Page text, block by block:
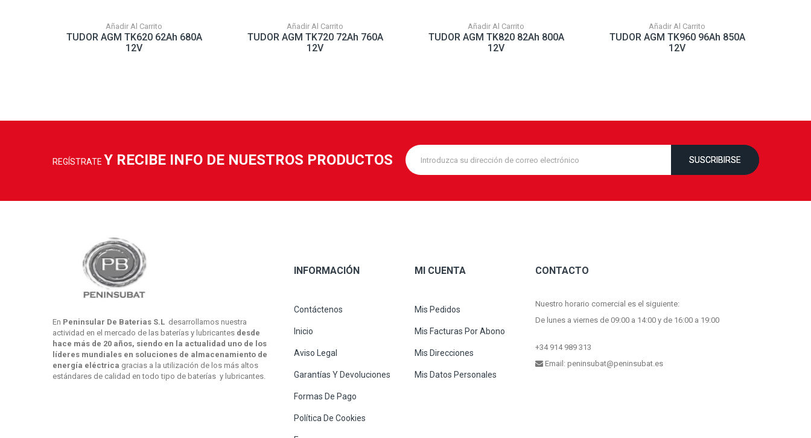
Añadir Al Carrito
TUDOR AGM TK620 62Ah 680A
12V
Añadir Al Carrito
TUDOR AGM TK720 72Ah 760A
12V
Añadir Al Carrito
TUDOR AGM TK820 82Ah 800A
12V
Añadir Al Carrito
TUDOR AGM TK960 96Ah 850A
12V
REGÍSTRATE Y RECIBE INFO DE NUESTROS PRODUCTOS SUSCRIBIRSE
En Peninsular De Baterias S.L desarrollamos nuestra
actividad en el mercado de las baterías y lubricantes desde
hace más de 20 años, siendo en la actualidad uno de los
líderes mundiales en soluciones de almacenamiento de
energía eléctrica gracias a la utilización de los más altos
estándares de calidad en todo tipo de baterías y lubricantes.
INFORMACIÓN
Contáctenos
Inicio
Aviso Legal
Garantías Y Devoluciones
Formas De Pago
Política De Cookies
MI CUENTA
Mis Pedidos
Mis Facturas Por Abono
Mis Direcciones
Mis Datos Personales
CONTACTO
Nuestro horario comercial es el siguiente:
De lunes a viernes de 09:00 a 14:00 y de 16:00 a 19:00
+34 914 989 313
Email: peninsubat@peninsubat.es